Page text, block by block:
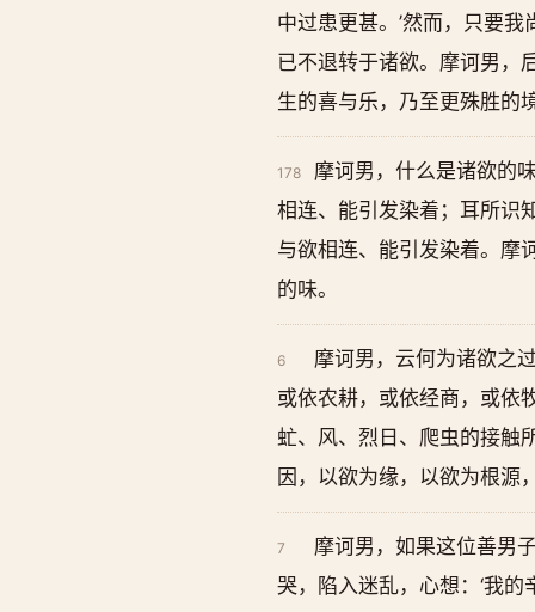
中过患更甚。’然而，只要
已不退转于诸欲。摩诃男，
生的喜与乐，乃至更殊胜的
178
摩诃男，什么是诸欲的
相连、能引发染着；耳所
与欲相连、能引发染着。摩
的味。
6
摩诃男，云何为诸欲之
或依农耕，或依经商，或
虻、风、烈日、爬虫的接触
因，以欲为缘，以欲为根源
7
摩诃男，如果这位善男
哭，陷入迷乱，心想：‘我